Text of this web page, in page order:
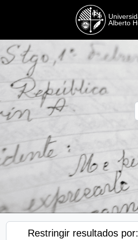
Restringir resultados por: